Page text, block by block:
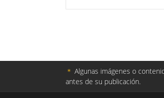
＊ Algunas imágenes o
antes de su publicación.